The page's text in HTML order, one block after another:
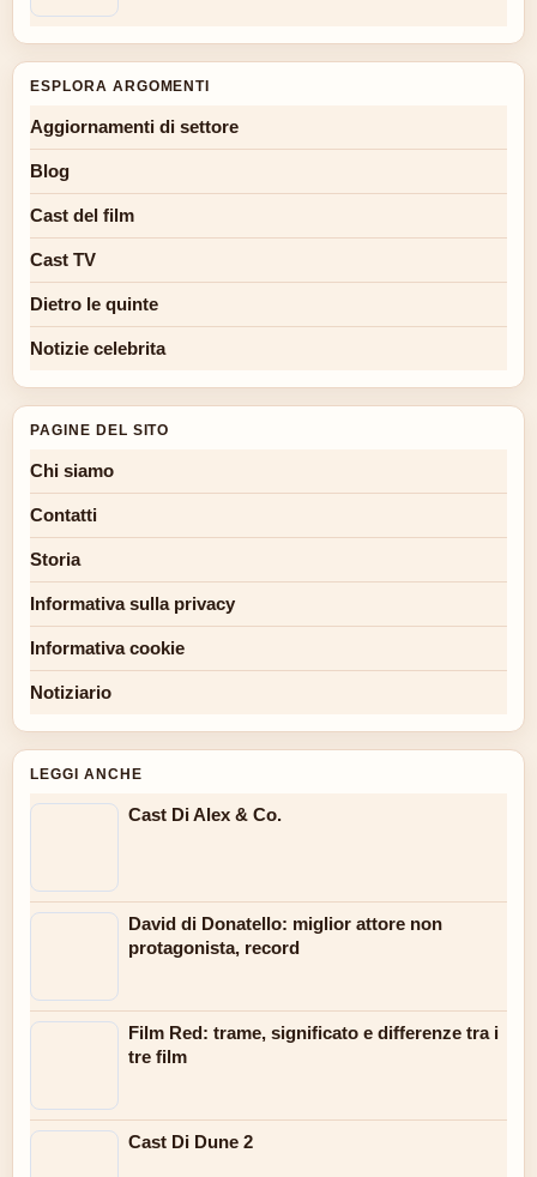
ESPLORA ARGOMENTI
Aggiornamenti di settore
Blog
Cast del film
Cast TV
Dietro le quinte
Notizie celebrita
PAGINE DEL SITO
Chi siamo
Contatti
Storia
Informativa sulla privacy
Informativa cookie
Notiziario
LEGGI ANCHE
Cast Di Alex & Co.
David di Donatello: miglior attore non
protagonista, record
Film Red: trame, significato e differenze tra i
tre film
Cast Di Dune 2